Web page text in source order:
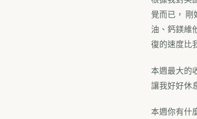
覺而已，
油、鈣鎂維
復的速度比
本週最大的
讓我好好休
本週你有什